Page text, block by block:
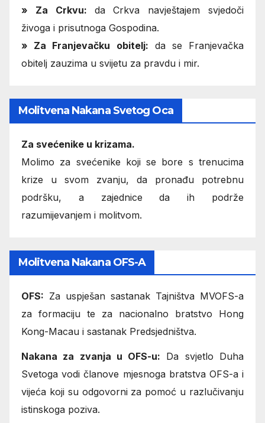
» Za Crkvu: da Crkva navještajem svjedoči
živoga i prisutnoga Gospodina.
» Za Franjevačku obitelj: da se Franjevačka
obitelj zauzima u svijetu za pravdu i mir.
Molitvena Nakana Svetog Oca
Za svećenike u krizama.
Molimo za svećenike koji se bore s trenucima
krize u svom zvanju, da pronađu potrebnu
podršku, a zajednice da ih podrže
razumijevanjem i molitvom.
Molitvena Nakana OFS-A
OFS: Za uspješan sastanak Tajništva MVOFS-a
za formaciju te za nacionalno bratstvo Hong
Kong-Macau i sastanak Predsjedništva.
Nakana za zvanja u OFS-u: Da svjetlo Duha
Svetoga vodi članove mjesnoga bratstva OFS-a i
vijeća koji su odgovorni za pomoć u razlučivanju
istinskoga poziva.